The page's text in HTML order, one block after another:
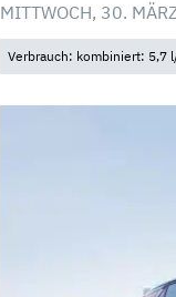
MITTWOCH, 30.
Verbrauch: kombiniert: 5,7